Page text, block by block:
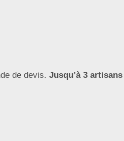
de devis. Jusqu’à 3 artisans